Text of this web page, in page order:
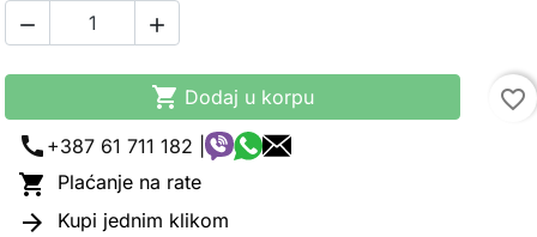
 
 Dodaj u korpu
favorite_border
call +387 61 711 182 |
 Plaćanje na rate
 Kupi jednim klikom